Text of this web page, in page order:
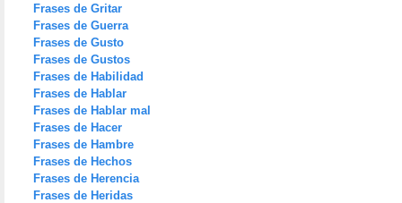
Frases de Gritar
Frases de Guerra
Frases de Gusto
Frases de Gustos
Frases de Habilidad
Frases de Hablar
Frases de Hablar mal
Frases de Hacer
Frases de Hambre
Frases de Hechos
Frases de Herencia
Frases de Heridas